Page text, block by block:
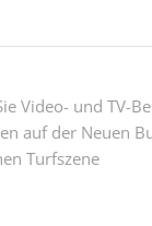
Video- und TV-
auf der Neuen
Turfszene